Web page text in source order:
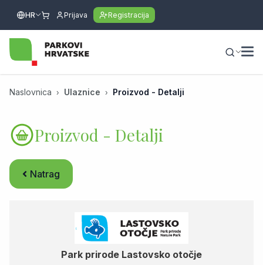
HR Prijava Registracija
Naslovnica Ulaznice Proizvod - Detalji
Proizvod - Detalji
Natrag
Park prirode Lastovsko otočje